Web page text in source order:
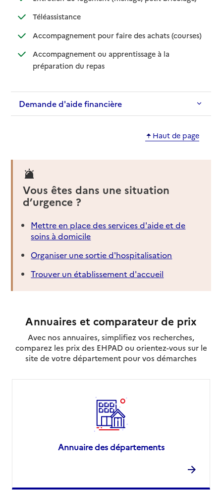
Téléassistance: disponible
: non disponible
Accompagnement pour faire des achats (courses)
:
: non
Accompagnement ou apprentissage à la
préparation du repas: disponible
: non disponible
Demande d'aide financière
Haut de page
Vous êtes dans une situation
d’urgence ?
Mettre en place des services d'aide et de
soins à domicile
Organiser une sortie d'hospitalisation
Trouver un établissement d'accueil
Annuaires et comparateur de prix
Avec nos annuaires, simplifiez vos recherches,
comparez les prix des EHPAD ou orientez-vous sur le
site de votre département pour vos démarches
Annuaire des départements